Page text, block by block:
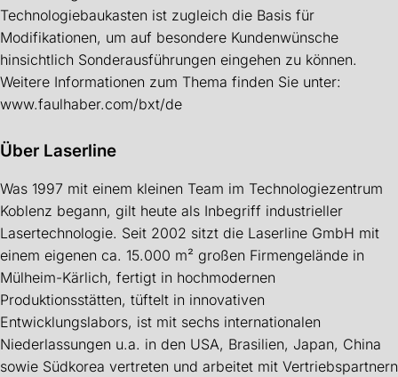
Technologiebaukasten ist zugleich die Basis für
Modifikationen, um auf besondere Kundenwünsche
hinsichtlich Sonderausführungen eingehen zu können.
Weitere Informationen zum Thema finden Sie unter:
www.faulhaber.com/bxt/de
Über Laserline
Was 1997 mit einem kleinen Team im Technologiezentrum
Koblenz begann, gilt heute als Inbegriff industrieller
Lasertechnologie. Seit 2002 sitzt die Laserline GmbH mit
einem eigenen ca. 15.000 m² großen Firmengelände in
Mülheim-Kärlich, fertigt in hochmodernen
Produktionsstätten, tüftelt in innovativen
Entwicklungslabors, ist mit sechs internationalen
Niederlassungen u.a. in den USA, Brasilien, Japan, China
sowie Südkorea vertreten und arbeitet mit Vertriebspartnern